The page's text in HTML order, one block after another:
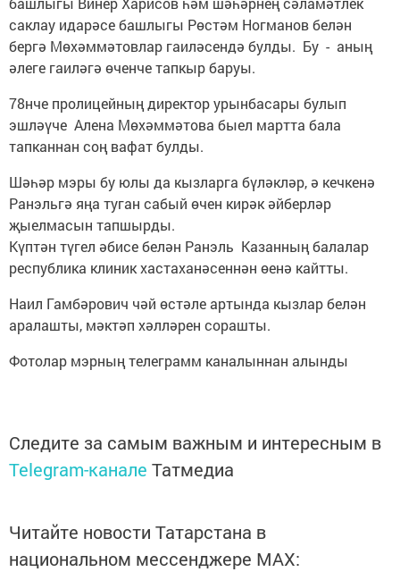
саклау идарәсе башлыгы Рөстәм Ногманов белән
бергә Мөхәммәтовлар гаиләсендә булды. Бу - аның
әлеге гаиләгә өченче тапкыр баруы.
78нче пролицейның директор урынбасары булып
эшләүче Алена Мөхәммәтова быел мартта бала
тапканнан соң вафат булды.
Шәһәр мэры бу юлы да кызларга бүләкләр, ә кечкенә
Ранэльгә яңа туган сабый өчен кирәк әйберләр
җыелмасын тапшырды.
Күптән түгел әбисе белән Ранэль Казанның балалар
республика клиник хастаханәсеннән өенә кайтты.
Наил Гамбәрович чәй өстәле артында кызлар белән
аралашты, мәктәп хәлләрен сорашты.
Фотолар мэрның телеграмм каналыннан алынды
Следите за самым важным и интересным в
Telegram-канале Татмедиа
Читайте новости Татарстана в
национальном мессенджере MАХ: